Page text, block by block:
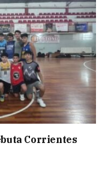
Corrientes